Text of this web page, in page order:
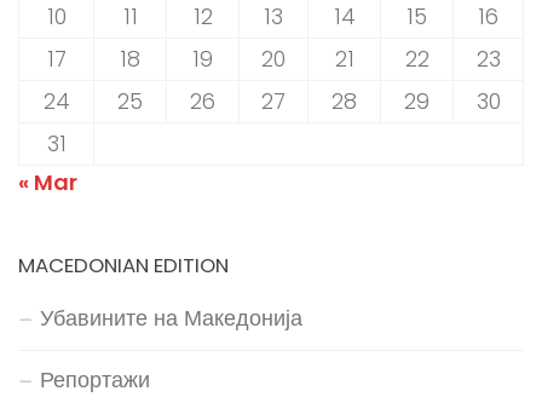
10
11 12 13 14 15
16
17
18 19 20 21 22
23
24
25 26 27 28 29
30
31
« Mar
MACEDONIAN EDITION
Убавините на Македонија
Репортажи